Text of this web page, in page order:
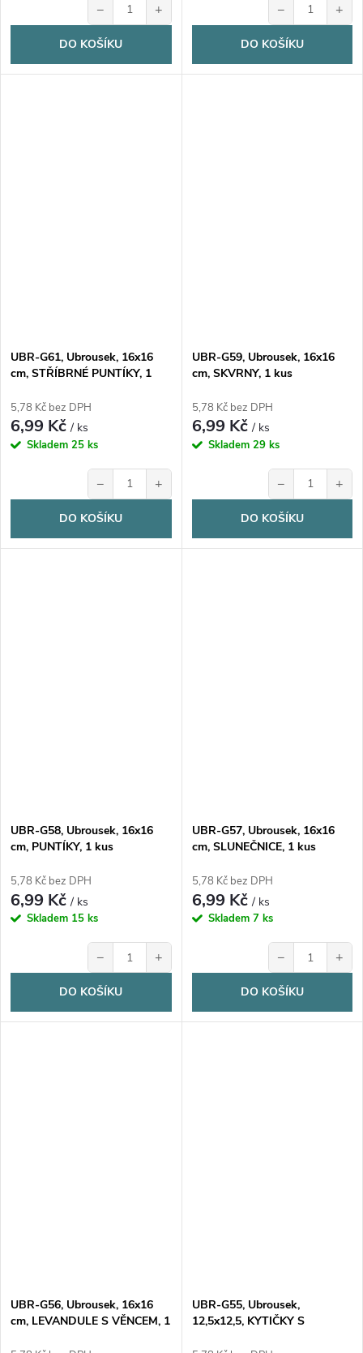
− +
DO KOŠÍKU
− +
DO KOŠÍKU
UBR-G61, Ubrousek, 16x16
cm, STŘÍBRNÉ PUNTÍKY, 1
5,78 Kč bez DPH
6,99 Kč/ ks
Skladem 25 ks
− +
DO KOŠÍKU
UBR-G59, Ubrousek, 16x16
cm, SKVRNY, 1 kus
5,78 Kč bez DPH
6,99 Kč/ ks
Skladem 29 ks
− +
DO KOŠÍKU
UBR-G58, Ubrousek, 16x16
cm, PUNTÍKY, 1 kus
5,78 Kč bez DPH
6,99 Kč/ ks
Skladem 15 ks
− +
DO KOŠÍKU
UBR-G57, Ubrousek, 16x16
cm, SLUNEČNICE, 1 kus
5,78 Kč bez DPH
6,99 Kč/ ks
Skladem 7 ks
− +
DO KOŠÍKU
UBR-G56, Ubrousek, 16x16
cm, LEVANDULE S VĚNCEM, 1
UBR-G55, Ubrousek,
12,5x12,5, KYTIČKY S